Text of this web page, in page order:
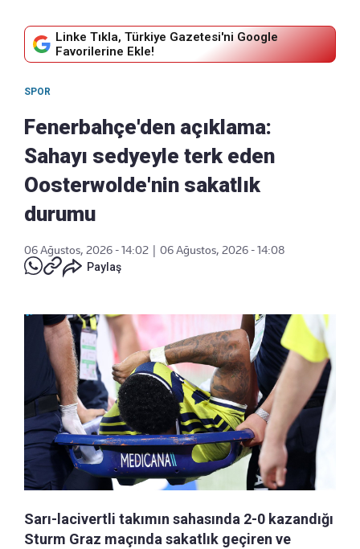
Linke Tıkla, Türkiye Gazetesi'ni Google
Favorilerine Ekle!
SPOR
Fenerbahçe'den açıklama:
Sahayı sedyeyle terk eden
Oosterwolde'nin sakatlık
durumu
06 Ağustos, 2026 - 14:02
06 Ağustos, 2026 - 14:08
Paylaş
Sarı-lacivertli takımın sahasında 2-0 kazandığı
Sturm Graz maçında sakatlık geçiren ve